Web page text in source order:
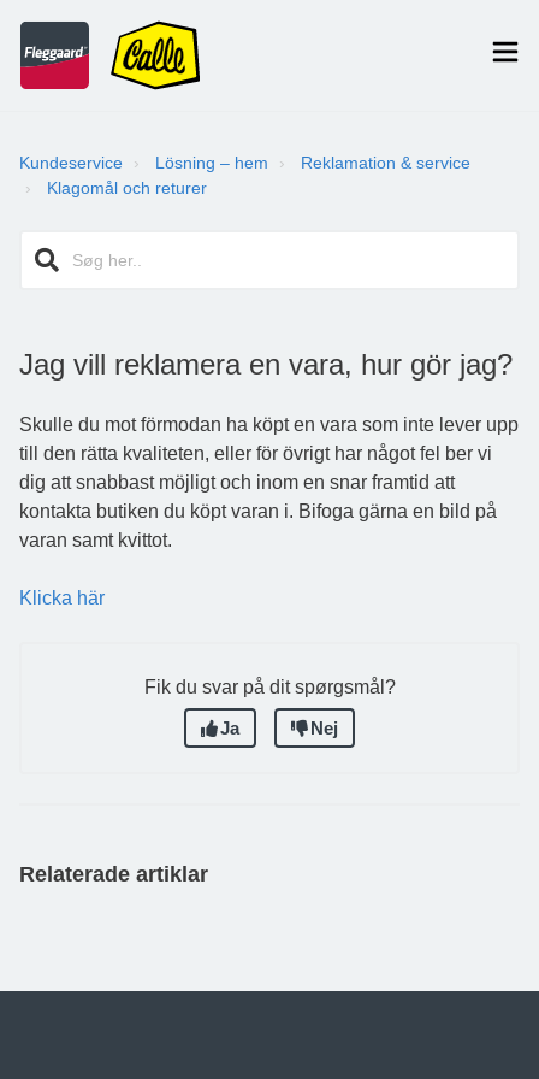
Kundeservice Lösning – hem
Reklamation & service
Klagomål och returer
Jag vill reklamera en vara, hur gör jag?
Skulle du mot förmodan ha köpt en vara som inte lever upp
till den rätta kvaliteten, eller för övrigt har något fel ber vi
dig att snabbast möjligt och inom en snar framtid att
kontakta butiken du köpt varan i. Bifoga gärna en bild på
varan samt kvittot.
Klicka här
Fik du svar på dit spørgsmål?
Ja
Nej
Relaterade artiklar